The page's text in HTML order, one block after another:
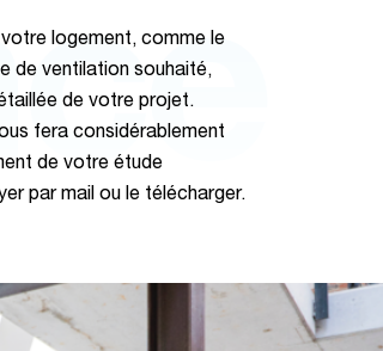
logement, comme le
de ventilation souhaité,
de votre projet.
fera considérablement
de votre étude
par mail ou le télécharger.